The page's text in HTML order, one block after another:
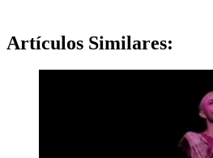
Artículos Similares: